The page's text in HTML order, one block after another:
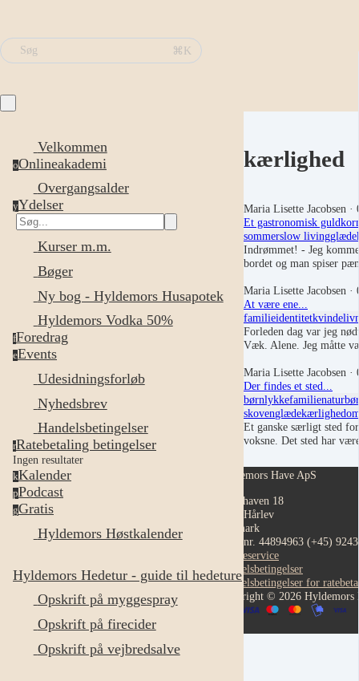
Søg ⌘K
Velkommen
oOnlineakademi
Overgangsalder
yYdelser
Kurser m.m.
Bøger
Ny bog - Hyldemors Husapotek
Hyldemors Vodka 50%
fForedrag
eEvents
Udesidningsforløb
Nyhedsbrev
Handelsbetingelser
rRatebetaling betingelser
Ingen resultater
kKalender
pPodcast
gGratis
Hyldemors Høstkalender
Hyldemors Hedetur - guide til hedeture
Opskrift på myggespray
Opskrift på firecider
Opskrift på vejbredsalve
kærlighed
Maria Lisette Jacobsen ·
Et gastronomisk
sommerslow livingglæde
Indrømmet! - Jeg
bordet og man spiser
Maria Lisette Jacobsen ·
At være ene...
familieidentitetkvindeliv
Forleden dag var jeg
Væk. Alene. Jeg måtte
Maria Lisette Jacobsen ·
Der findes et sted...
børnlykkefamilienatur
skovenglædekærlighed
Et ganske særligt sted
voksne. Det sted har
Hyldemors Have ApS
Hestehaven 18
4652 Hårlev
Danmark
CVR nr. 44894963 (+45)
Kundeservice
Handelsbetingelser
Handelsbetingelser for
Copyright © 2026 Hyldemors